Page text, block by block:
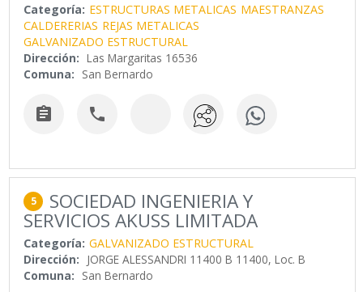
Categoría: ESTRUCTURAS METALICAS MAESTRANZAS
CALDERERIAS REJAS METALICAS
GALVANIZADO ESTRUCTURAL
Dirección: Las Margaritas 16536
Comuna: San Bernardo
 
5 SOCIEDAD INGENIERIA Y
SERVICIOS AKUSS LIMITADA
Categoría: GALVANIZADO ESTRUCTURAL
Dirección: JORGE ALESSANDRI 11400 B 11400, Loc. B
Comuna: San Bernardo